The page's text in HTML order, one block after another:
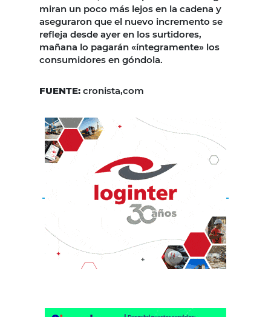
miran un poco más lejos en la cadena y
aseguraron que el nuevo incremento se
refleja desde ayer en los surtidores,
mañana lo pagarán «íntegramente» los
consumidores en góndola.
FUENTE: cronista,com